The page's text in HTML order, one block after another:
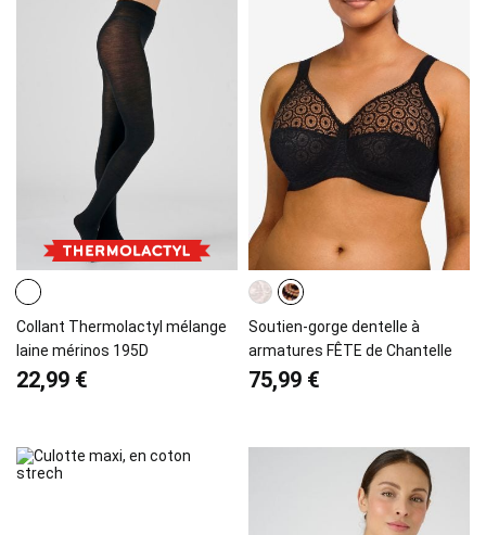
Collant Thermolactyl mélange
laine mérinos 195D
22,99 €
Soutien-gorge dentelle à
armatures FÊTE de Chantelle
75,99 €